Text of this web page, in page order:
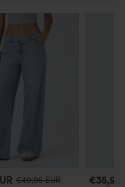
€49,95 EUR
€35,95